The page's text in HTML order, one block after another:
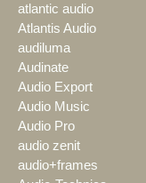
atlantic audio
Atlantis Audio
audiluma
Audinate
Audio Export
Audio Music
Audio Pro
audio zenit
audio+frames